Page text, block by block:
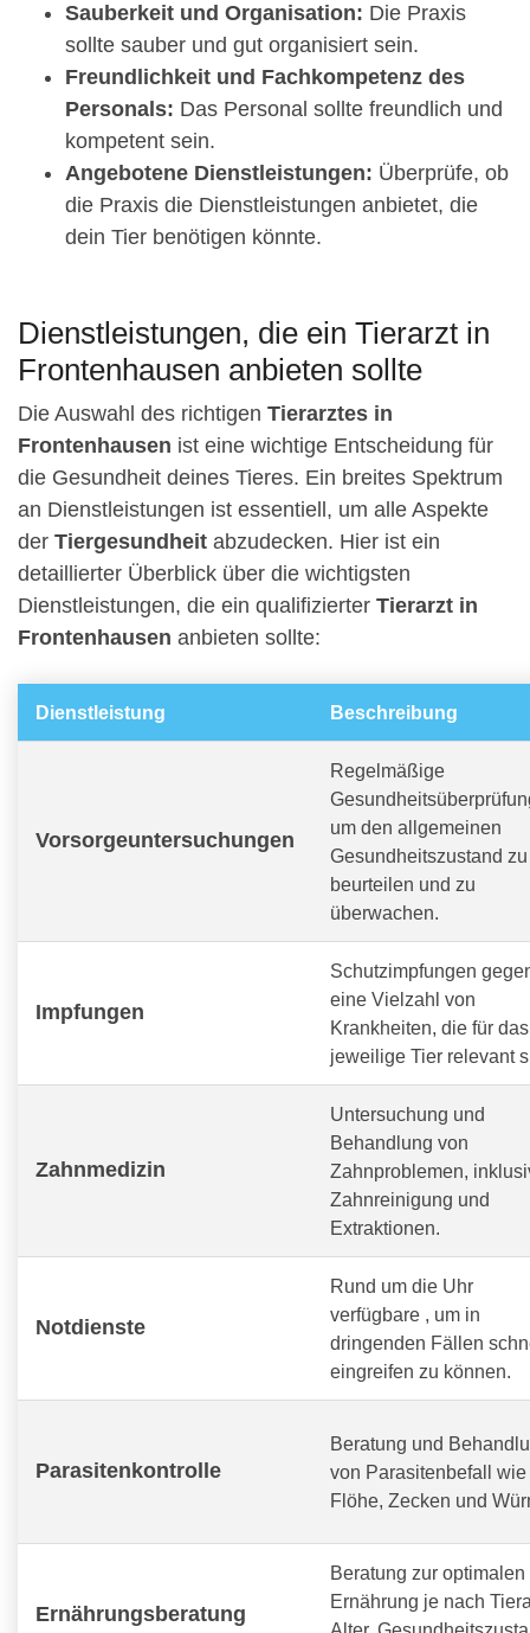
Sauberkeit und Organisation: Die Praxis
sollte sauber und gut organisiert sein.
Freundlichkeit und Fachkompetenz des
Personals: Das Personal sollte freundlich und
kompetent sein.
Angebotene Dienstleistungen: Überprüfe, ob
die Praxis die Dienstleistungen anbietet, die
dein Tier benötigen könnte.
Dienstleistungen, die ein Tierarzt in
Frontenhausen anbieten sollte
Die Auswahl des richtigen Tierarztes in
Frontenhausen ist eine wichtige Entscheidung für
die Gesundheit deines Tieres. Ein breites Spektrum
an Dienstleistungen ist essentiell, um alle Aspekte
der Tiergesundheit abzudecken. Hier ist ein
detaillierter Überblick über die wichtigsten
Dienstleistungen, die ein qualifizierter Tierarzt in
Frontenhausen anbieten sollte:
Dienstleistung Beschreibung
Vorsorgeuntersuchungen
Regelmäßige
um den allgemeinen
Gesundheitszustand zu
beurteilen und zu
überwachen.
Impfungen
Schutzimpfungen
eine Vielzahl von
Krankheiten, die für das
jeweilige Tier relevant
Zahnmedizin
Untersuchung und
Behandlung von
Zahnproblemen,
Zahnreinigung und
Extraktionen.
Notdienste
Rund um die Uhr
verfügbare , um in
dringenden Fällen
eingreifen zu können.
Parasitenkontrolle
Beratung und
von Parasitenbefall wie
Flöhe, Zecken und
Ernährungsberatung
Beratung zur optimalen
Ernährung je nach